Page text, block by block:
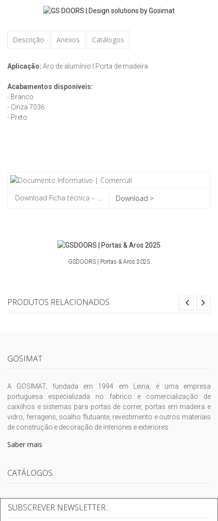
Descrição Anexos Catálogos
Aplicação: Aro de alumínio | Porta de madeira
Acabamentos disponíveis:
- Branco
- Cinza 7036
- Preto
Download >
GSDOORS | Portas & Aros 2025
PRODUTOS RELACIONADOS
GOSIMAT
A GOSIMAT, fundada em 1994 em Leiria, é uma empresa
portuguesa especializada no fabrico e comercialização de
caixilhos e sistemas para portas de correr, portas em madeira e
vidro, ferragens, soalho flutuante, revestimento e outros materiais
de construção e decoração de interiores e exteriores.
Saber mais
CATÁLOGOS
SUBSCREVER NEWSLETTER...